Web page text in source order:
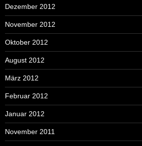
Dezember 2012
November 2012
Oktober 2012
August 2012
März 2012
Februar 2012
Januar 2012
November 2011